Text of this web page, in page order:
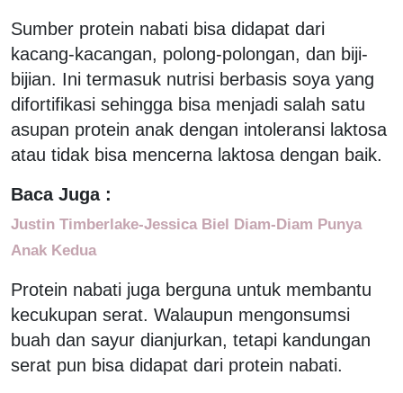
Sumber protein nabati bisa didapat dari
kacang-kacangan, polong-polongan, dan biji-
bijian. Ini termasuk nutrisi berbasis soya yang
difortifikasi sehingga bisa menjadi salah satu
asupan protein anak dengan intoleransi laktosa
atau tidak bisa mencerna laktosa dengan baik.
Baca Juga :
Justin Timberlake-Jessica Biel Diam-Diam Punya
Anak Kedua
Protein nabati juga berguna untuk membantu
kecukupan serat. Walaupun mengonsumsi
buah dan sayur dianjurkan, tetapi kandungan
serat pun bisa didapat dari protein nabati.